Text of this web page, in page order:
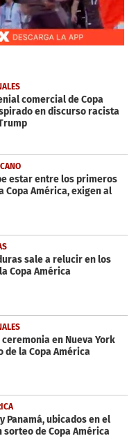
comercial de Copa
en discurso racista
estar entre los primeros
Copa América, exigen al
sale a relucir en los
Copa América
en Nueva York
de la Copa América
Panamá, ubicados en el
sorteo de Copa América